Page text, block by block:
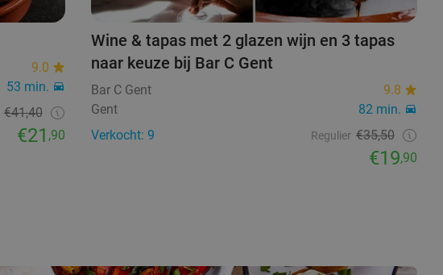
9.0
53 min.
€41,40
€21 ,90
Wine & tapas met 2 glazen wijn en 3 tapas
naar keuze bij Bar C Gent
Bar C Gent
9.8
Gent
82 min.
Verkocht: 9
Regulier €35,50
€19,90